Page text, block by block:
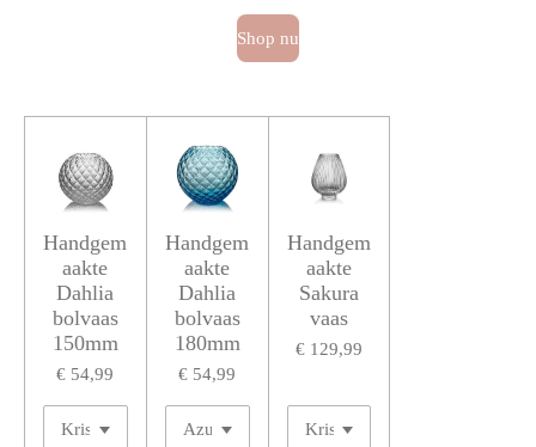
Shop nu
Handgem
aakte
Dahlia
bolvaas
150mm
€ 54,99
Handgem
aakte
Dahlia
bolvaas
180mm
€ 54,99
Handgem
aakte
Sakura
vaas
€ 129,99